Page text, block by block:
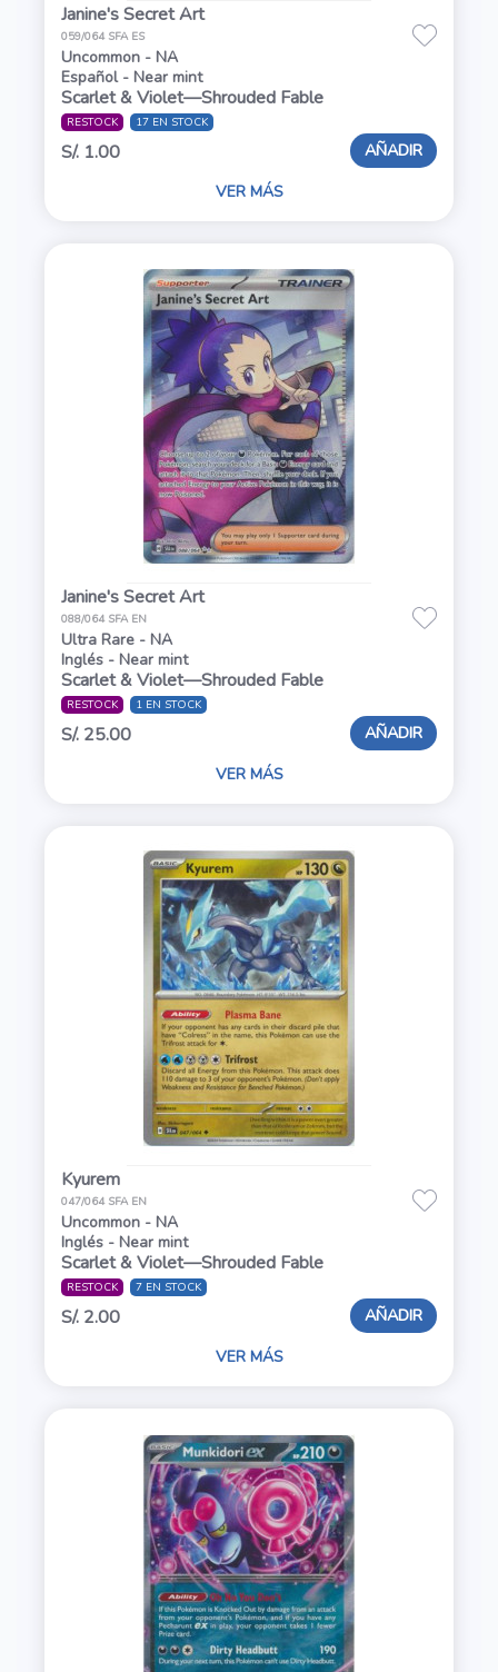
Janine's Secret Art
059/064 SFA ES
Uncommon - NA
Español - Near mint
Scarlet & Violet—Shrouded Fable
RESTOCK 17 EN STOCK
S/. 1.00 AÑADIR
VER MÁS
Janine's Secret Art
088/064 SFA EN
Ultra Rare - NA
Inglés - Near mint
Scarlet & Violet—Shrouded Fable
RESTOCK 1 EN STOCK
S/. 25.00 AÑADIR
VER MÁS
Kyurem
047/064 SFA EN
Uncommon - NA
Inglés - Near mint
Scarlet & Violet—Shrouded Fable
RESTOCK 7 EN STOCK
S/. 2.00 AÑADIR
VER MÁS